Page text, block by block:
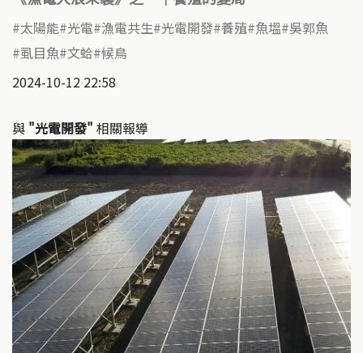
太陽能 光電 漁電共生 光電開發 養殖 魚塭 吳郭魚
虱目魚 文蛤 候鳥
2024-10-12 22:58
與 "光電開發" 相關報導